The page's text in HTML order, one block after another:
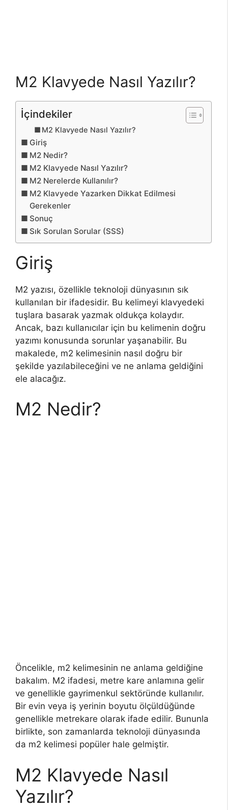
M2 Klavyede Nasıl Yazılır?
İçindekiler
M2 Klavyede Nasıl Yazılır?
Giriş
M2 Nedir?
M2 Klavyede Nasıl Yazılır?
M2 Nerelerde Kullanılır?
M2 Klavyede Yazarken Dikkat Edilmesi
Gerekenler
Sonuç
Sık Sorulan Sorular (SSS)
Giriş
M2 yazısı, özellikle teknoloji dünyasının sık
kullanılan bir ifadesidir. Bu kelimeyi klavyedeki
tuşlara basarak yazmak oldukça kolaydır.
Ancak, bazı kullanıcılar için bu kelimenin doğru
yazımı konusunda sorunlar yaşanabilir. Bu
makalede, m2 kelimesinin nasıl doğru bir
şekilde yazılabileceğini ve ne anlama geldiğini
ele alacağız.
M2 Nedir?
Öncelikle, m2 kelimesinin ne anlama geldiğine
bakalım. M2 ifadesi, metre kare anlamına gelir
ve genellikle gayrimenkul sektöründe kullanılır.
Bir evin veya iş yerinin boyutu ölçüldüğünde
genellikle metrekare olarak ifade edilir. Bununla
birlikte, son zamanlarda teknoloji dünyasında
da m2 kelimesi popüler hale gelmiştir.
M2 Klavyede Nasıl
Yazılır?